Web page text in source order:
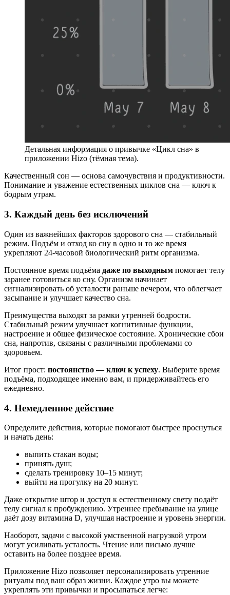
Детальная информация о привычке «Цикл сна» в
приложении Hizo (тёмная тема).
Качественный сон — основа самочувствия и продуктивности.
Понимание и уважение естественных циклов сна — ключ к
бодрым утрам.
3. Каждый день без исключений
Один из важнейших факторов здорового сна — стабильный
режим. Подъём и отход ко сну в одно и то же время
укрепляют 24-часовой биологический ритм организма.
Постоянное время подъёма даже по выходным помогает телу
заранее готовиться ко сну. Организм начинает
сигнализировать об усталости раньше вечером, что облегчает
засыпание и улучшает качество сна.
Преимущества выходят за рамки утренней бодрости.
Стабильный режим улучшает когнитивные функции,
настроение и общее физическое состояние. Хронические сбои
сна, напротив, связаны с различными проблемами со
здоровьем.
Итог прост: постоянство — ключ к успеху. Выберите время
подъёма, подходящее именно вам, и придерживайтесь его
ежедневно.
4. Немедленное действие
Определите действия, которые помогают быстрее проснуться
и начать день:
выпить стакан воды;
принять душ;
сделать тренировку 10–15 минут;
выйти на прогулку на 20 минут.
Даже открытие штор и доступ к естественному свету подаёт
телу сигнал к пробуждению. Утреннее пребывание на улице
даёт дозу витамина D, улучшая настроение и уровень энергии.
Наоборот, задачи с высокой умственной нагрузкой утром
могут усиливать усталость. Чтение или письмо лучше
оставить на более позднее время.
Приложение Hizo позволяет персонализировать утренние
ритуалы под ваш образ жизни. Каждое утро вы можете
укреплять эти привычки и просыпаться легче: